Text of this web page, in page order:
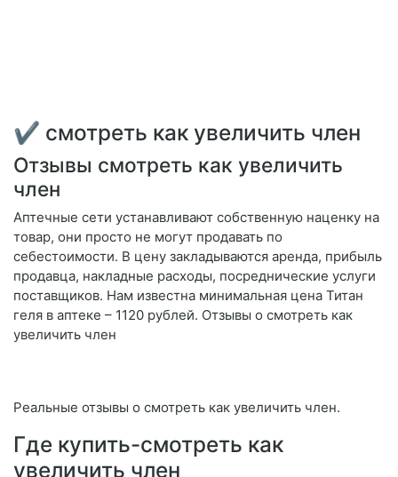
✔ смотреть как увеличить член
Отзывы смотреть как увеличить
член
Аптечные сети устанавливают собственную наценку на
товар, они просто не могут продавать по
себестоимости. В цену закладываются аренда, прибыль
продавца, накладные расходы, посреднические услуги
поставщиков. Нам известна минимальная цена Титан
геля в аптеке – 1120 рублей. Отзывы о смотреть как
увеличить член
Реальные отзывы о смотреть как увеличить член.
Где купить-смотреть как
увеличить член